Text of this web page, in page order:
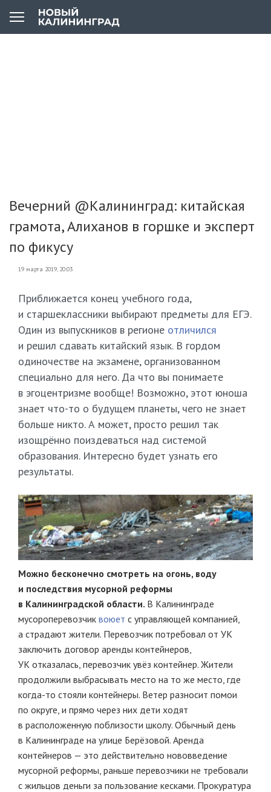
Вечерний @Калининград: китайская
грамота, Алиханов в горшке и эксперт
по фикусу
19 марта 2019, 20:03
Приближается конец учебного года,
и старшеклассники выбирают предметы для ЕГЭ.
Один из выпускников в регионе отличился
и решил сдавать китайский язык. В гордом
одиночестве на экзамене, организованном
специально для него. Да что вы понимаете
в эгоцентризме вообще! Возможно, этот юноша
знает что-то о будущем планеты, чего не знает
больше никто. А может, просто решил так
изощрённо поиздеваться над системой
образования. Интересно будет узнать его
результаты.
Можно бесконечно смотреть на огонь, воду
и последствия мусорной реформы
в Калининградской области. В Калининграде
мусороперевозчик воюет с управляющей компанией,
а страдают жители. Перевозчик потребовал от УК
заключить договор аренды контейнеров,
УК отказалась, перевозчик увёз контейнер. Жители
продолжили выбрасывать место на то же место, где
когда-то стояли контейнеры. Ветер разносит помои
по округе, и прямо через них дети ходят
в расположенную поблизости школу. Обычный день
в Калининграде на улице Берёзовой. Аренда
контейнеров — это действительно нововведение
мусорной реформы, раньше перевозчики не требовали
с жильцов деньги за пользование кесками. Прокуратура